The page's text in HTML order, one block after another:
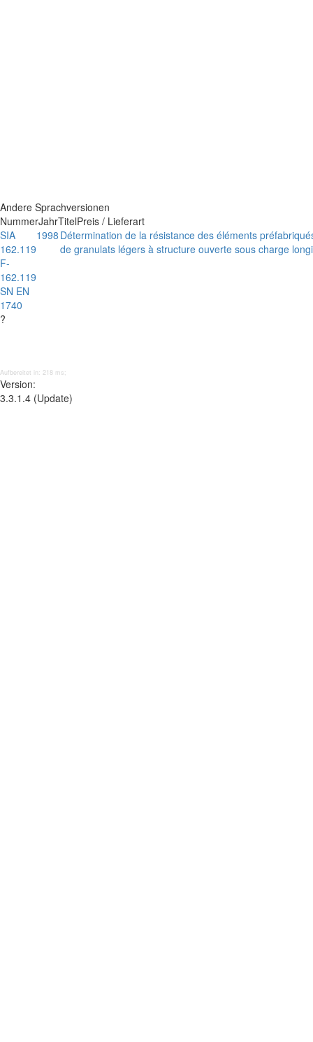
Andere Sprachversionen
NummerJahrTitelPreis / Lieferart
SIA
162.119
F-
162.119
SN EN
1740
?
1998 Détermination de la résistance des éléments
de granulats légers à structure ouverte sous charge
Aufbereitet in: 218 ms;
Version:
3.3.1.4 (Update)